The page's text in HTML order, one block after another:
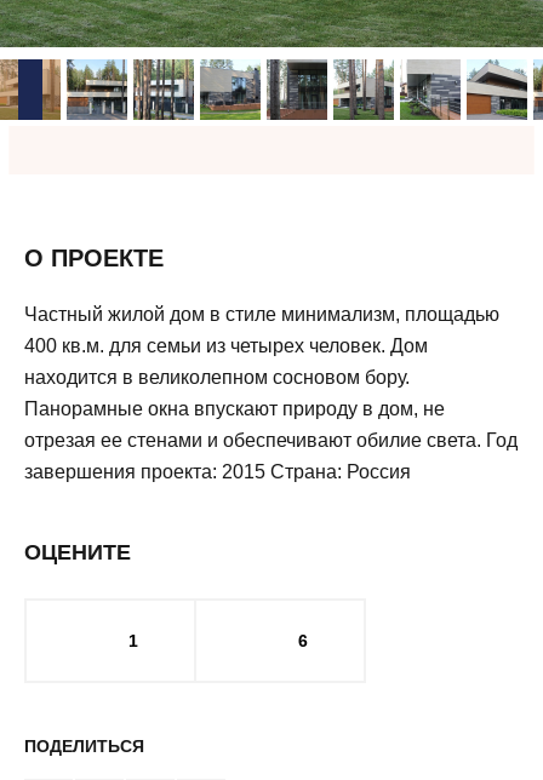
О ПРОЕКТЕ
Частный жилой дом в стиле минимализм, площадью
400 кв.м. для семьи из четырех человек. Дом
находится в великолепном сосновом бору.
Панорамные окна впускают природу в дом, не
отрезая ее стенами и обеспечивают обилие света. Год
завершения проекта: 2015 Страна: Россия
ОЦЕНИТЕ
1 6
ПОДЕЛИТЬСЯ